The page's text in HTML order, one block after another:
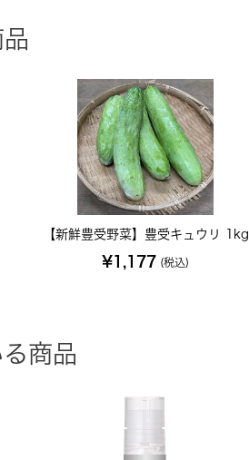
【新鮮豊受野菜】豊受キュウリ 1kg
¥1,177 (税込)
商品